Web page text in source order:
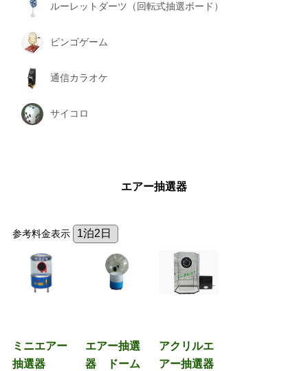
ルーレットダーツ（回転式抽選ボード）
ビンゴゲーム
通信カラオケ
サイコロ
エアー抽選器
参考料金表示
ミニエアー
抽選器
エアー抽選
器 ドーム
アクリルエ
アー抽選器